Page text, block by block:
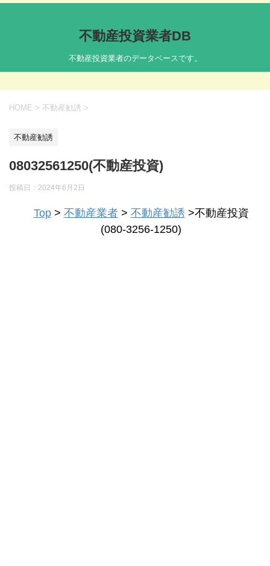
不動産投資業者DB
不動産投資業者のデータベースです。
HOME > 不動産勧誘 >
不動産勧誘
08032561250(不動産投資)
投稿日： 2024年6月2日
Top> 不動産業者> 不動産勧誘 >不動産投資
(080-3256-1250)